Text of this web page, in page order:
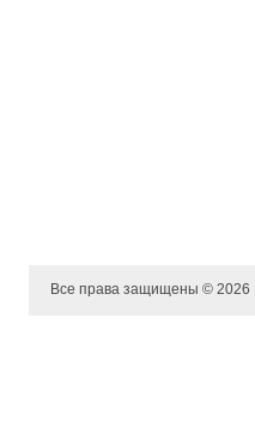
Все права защищены © 2026